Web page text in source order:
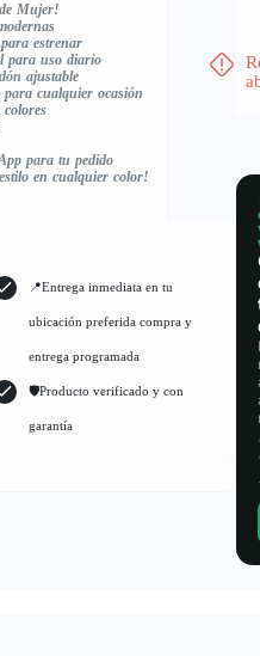
Mujer!
estrenar
para uso diario
ajustable
cualquier ocasión
para tu pedido
en cualquier color!
📍Entrega inmediata en tu
ubicación preferida compra y
entrega programada
🛡Producto verificado y con
garantía